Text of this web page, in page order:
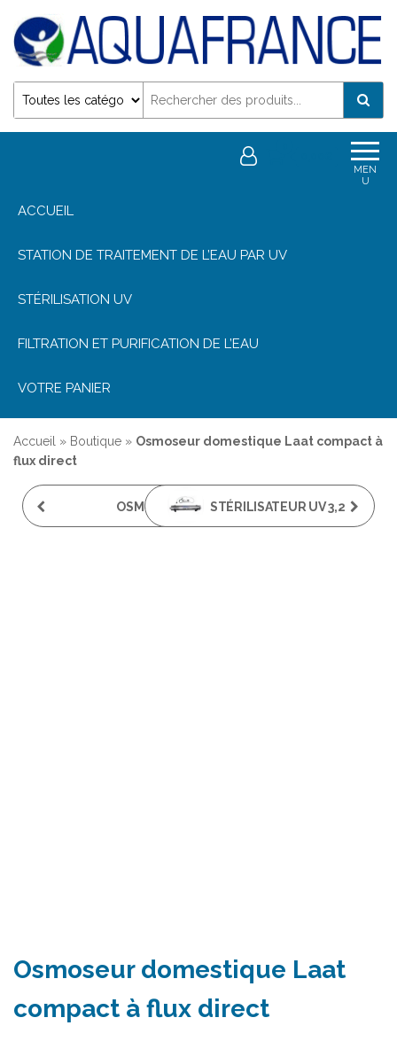
Désinfection Uv de l'eau | Filtration et Potabilisation
MEN
U
ACCUEIL
STATION DE TRAITEMENT DE L’EAU PAR UV
STÉRILISATION UV
FILTRATION ET PURIFICATION DE L’EAU
VOTRE PANIER
Accueil » Boutique » Osmoseur domestique Laat compact à
flux direct
OSMOSEUR STÉRILISATEUR UV 3,2
Osmoseur domestique Laat
compact à flux direct